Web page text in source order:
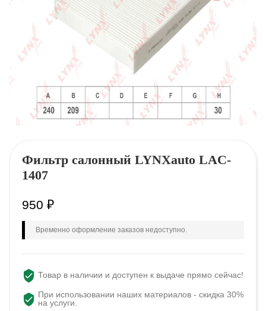
Фильтр салонный LYNXauto LAC-
1407
950 ₽
Временно оформление заказов недоступно.
Товар в наличии и доступен к выдаче прямо сейчас!
При использовании наших материалов - скидка 30%
на услуги.